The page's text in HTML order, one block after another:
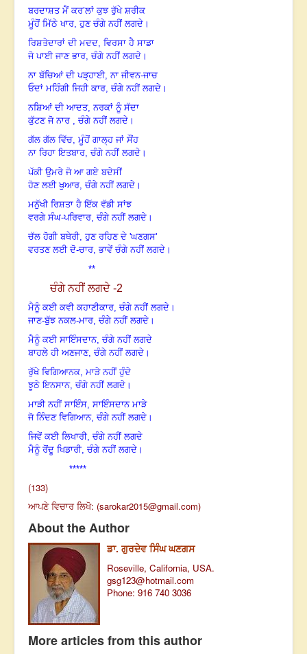
ਬਰਦਾਸ਼ਤ ਮੈਂ ਕਰ’ਲਾਂ ਕੁਝ ਰੁੱਖੇ ਸ਼ਰੀਕ
ਮੂੰਹੋਂ ਮਿੱਠੇ ਖਾਰ, ਹੁਣ ਚੰਗੇ ਨਹੀਂ ਲਗਦੇ ।
ਰਿਸ਼ਤੇਦਾਰਾਂ ਦੀ ਮਦਦ, ਵਿਰਸਾ ਹੈ ਸਾਡਾ
ਜੋ ਪਾਈ ਜਾਣ ਭਾਰ, ਚੰਗੇ ਨਹੀਂ ਲਗਦੇ ।
ਨਾ ਬੱਚਿਆਂ ਦੀ ਪੜ੍ਹਾਈ, ਨਾ ਜੀਵਨ-ਜਾਚ
ਓਦਾਂ ਮਹਿੰਗੀ ਜਿਹੀ ਕਾਰ, ਚੰਗੇ ਨਹੀਂ ਲਗਦੇ ।
ਨਸ਼ਿਆਂ ਦੀ ਆਦਤ, ਨਰਕਾਂ ਨੂੰ ਸੱਦਾ
ਕੁੱਟਣ ਜੋ ਨਾਰ , ਚੰਗੇ ਨਹੀਂ ਲਗਦੇ ।
ਗੱਲ ਗੱਲ ਵਿੱਚ, ਮੂੰਹੋਂ ਗਾਲ੍ਹ ਜਾਂ ਸੌਂਹ
ਨਾ ਰਿਹਾ ਇਤਬਾਰ, ਚੰਗੇ ਨਹੀਂ ਲਗਦੇ ।
ਪੱਕੀ ਉਮਰੇ ਜੋ ਆ ਗਏ ਬਦੇਸੀਂ
ਹੋਣ ਲਈ ਖੁਆਰ, ਚੰਗੇ ਨਹੀਂ ਲਗਦੇ ।
ਮਨੁੱਖੀ ਰਿਸ਼ਤਾ ਹੈ ਇੱਕ ਵੱਡੀ ਸਾਂਝ
ਵਰਗੇ ਸੰਘ-ਪਰਿਵਾਰ, ਚੰਗੇ ਨਹੀਂ ਲਗਦੇ ।
ਚੱਲ ਹੋਗੀ ਬਥੇਰੀ, ਹੁਣ ਰਹਿਣ ਦੇ 'ਘਣਗਸ'
ਵਰਤਣ ਲਈ ਦੋ-ਚਾਰ, ਭਾਵੇਂ ਚੰਗੇ ਨਹੀਂ ਲਗਦੇ ।
**
ਚੰਗੇ ਨਹੀਂ ਲਗਦੇ -2
ਮੈਨੂੰ ਕਈ ਕਵੀ ਕਹਾਣੀਕਾਰ, ਚੰਗੇ ਨਹੀਂ ਲਗਦੇ ।
ਜਾਣ-ਬੁੱਝ ਨਕਲ-ਮਾਰ, ਚੰਗੇ ਨਹੀਂ ਲਗਦੇ ।
ਮੈਨੂੰ ਕਈ ਸਾਇੰਸਦਾਨ, ਚੰਗੇ ਨਹੀਂ ਲਗਦੇ
ਬਾਹਲੇ ਹੀ ਅਣਜਾਣ, ਚੰਗੇ ਨਹੀਂ ਲਗਦੇ ।
ਰੁੱਖੇ ਵਿਗਿਆਨਕ, ਮਾੜੇ ਨਹੀਂ ਹੁੰਦੇ
ਝੂਠੇ ਇਨਸਾਨ, ਚੰਗੇ ਨਹੀਂ ਲਗਦੇ ।
ਮਾੜੀ ਨਹੀਂ ਸਾਇੰਸ, ਸਾਇੰਸਦਾਨ ਮਾੜੇ
ਜੋ ਨਿੰਦਣ ਵਿਗਿਆਨ, ਚੰਗੇ ਨਹੀਂ ਲਗਦੇ ।
ਜਿਵੇਂ ਕਈ ਲਿਖਾਰੀ, ਚੰਗੇ ਨਹੀਂ ਲਗਦੇ
ਮੈਨੂੰ ਰੋਂਦੂ ਖਿਡਾਰੀ, ਚੰਗੇ ਨਹੀਂ ਲਗਦੇ ।
*****
(133)
ਆਪਣੇ ਵਿਚਾਰ ਲਿਖੋ: (sarokar2015@gmail.com)
About the Author
ਡਾ. ਗੁਰਦੇਵ ਸਿੰਘ ਘਣਗਸ
Roseville, California, USA.
gsg123@hotmail.com
Phone: 916 740 3036
More articles from this author